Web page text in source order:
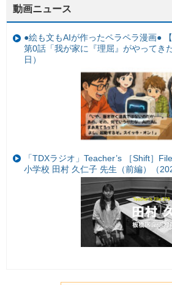
動画ニュース
●絵も文もAIが作ったペラペラ漫画●
第0話「我が家に『理屈』がやってき
日）
「TDXラジオ」Teacher’s ［Shift］
小学校 田村 久仁子 先生（前編）（